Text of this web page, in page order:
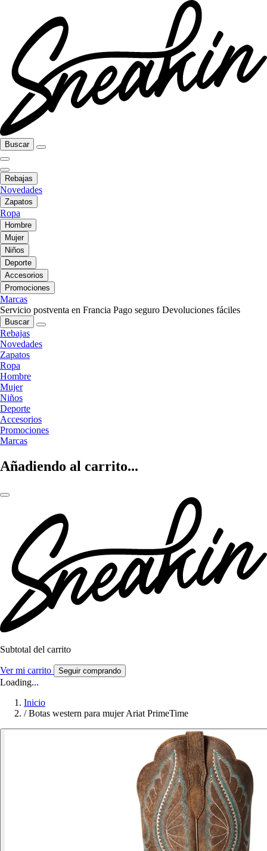
Buscar
Rebajas
Novedades
Zapatos
Ropa
Hombre
Mujer
Niños
Deporte
Accesorios
Promociones
Marcas
Servicio postventa en Francia Pago seguro Devoluciones fáciles
Buscar
Rebajas
Novedades
Zapatos
Ropa
Hombre
Mujer
Niños
Deporte
Accesorios
Promociones
Marcas
Añadiendo al carrito...
Subtotal del carrito
Ver mi carrito Seguir comprando
Loading...
Inicio
/ Botas western para mujer Ariat PrimeTime